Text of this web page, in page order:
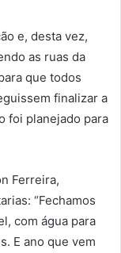
e, desta vez,
as ruas da
que todos
finalizar a
foi planejado para
Ferreira,
“Fechamos
com água para
E ano que vem